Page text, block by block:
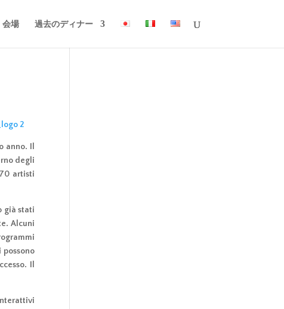
会場 過去のディナー
Il
degli
artisti
già stati
Alcuni
Il